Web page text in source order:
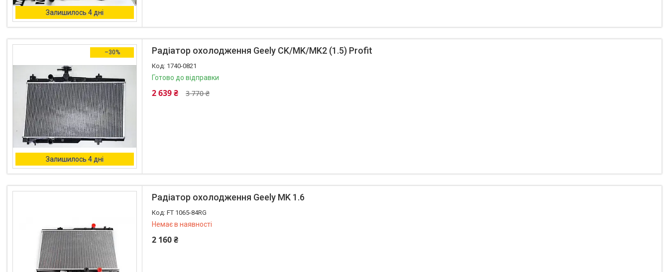
Залишилось 4 дні
–30%
Залишилось 4 дні
Радіатор охолодження Geely CK/MK/MK2 (1.5) Profit
1740-0821
Готово до відправки
3 770 ₴
2 639 ₴
Радіатор охолодження Geely MK 1.6
FT 1065-84RG
Немає в наявності
2 160 ₴